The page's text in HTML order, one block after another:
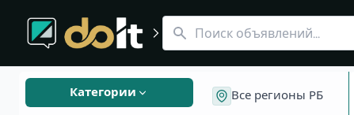
Установка газового оборудования — услуги и
Категории Все регионы РБ